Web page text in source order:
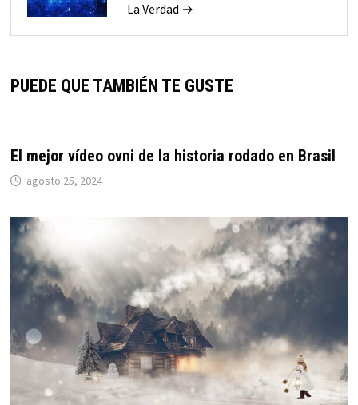
La Verdad →
PUEDE QUE TAMBIÉN TE GUSTE
El mejor vídeo ovni de la historia rodado en Brasil
agosto 25, 2024